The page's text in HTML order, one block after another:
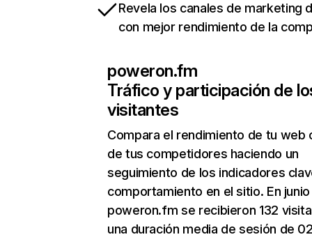
Revela los canales de marketing
con mejor rendimiento de la
poweron.fm
Tráfico y participación de
visitantes
Compara el rendimiento de tu web
de tus competidores haciendo un
seguimiento de los indicadores
comportamiento en el sitio. En junio
poweron.fm se recibieron 132
una duración media de sesión de